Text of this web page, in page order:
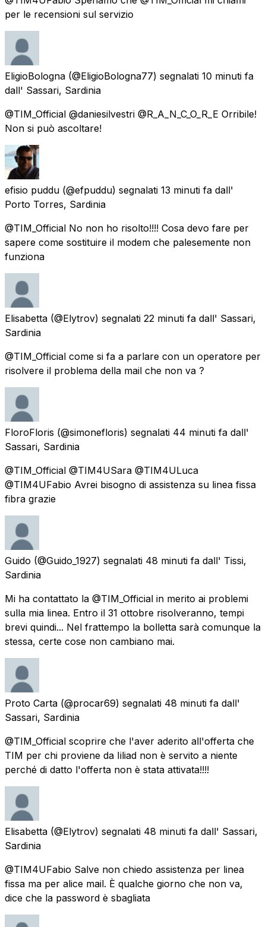
per le recensioni sul servizio
EligioBologna (@EligioBologna77) segnalati 10 minuti fa
dall' Sassari, Sardinia
@TIM_Official @daniesilvestri @R_A_N_C_O_R_E Orribile!
Non si può ascoltare!
efisio puddu (@efpuddu) segnalati 13 minuti fa dall'
Porto Torres, Sardinia
@TIM_Official No non ho risolto!!!! Cosa devo fare per
sapere come sostituire il modem che palesemente non
funziona
Elisabetta (@Elytrov) segnalati 22 minuti fa dall' Sassari,
Sardinia
@TIM_Official come si fa a parlare con un operatore per
risolvere il problema della mail che non va ?
FloroFloris (@simonefloris) segnalati 44 minuti fa dall'
Sassari, Sardinia
@TIM_Official @TIM4USara @TIM4ULuca
@TIM4UFabio Avrei bisogno di assistenza su linea fissa
fibra grazie
Guido (@Guido_1927) segnalati 48 minuti fa dall' Tissi,
Sardinia
Mi ha contattato la @TIM_Official in merito ai problemi
sulla mia linea. Entro il 31 ottobre risolveranno, tempi
brevi quindi... Nel frattempo la bolletta sarà comunque la
stessa, certe cose non cambiano mai.
Proto Carta (@procar69) segnalati 48 minuti fa dall'
Sassari, Sardinia
@TIM_Official scoprire che l'aver aderito all'offerta che
TIM per chi proviene da Iiliad non è servito a niente
perché di datto l'offerta non è stata attivata!!!!
Elisabetta (@Elytrov) segnalati 48 minuti fa dall' Sassari,
Sardinia
@TIM4UFabio Salve non chiedo assistenza per linea
fissa ma per alice mail. È qualche giorno che non va,
dice che la password è sbagliata